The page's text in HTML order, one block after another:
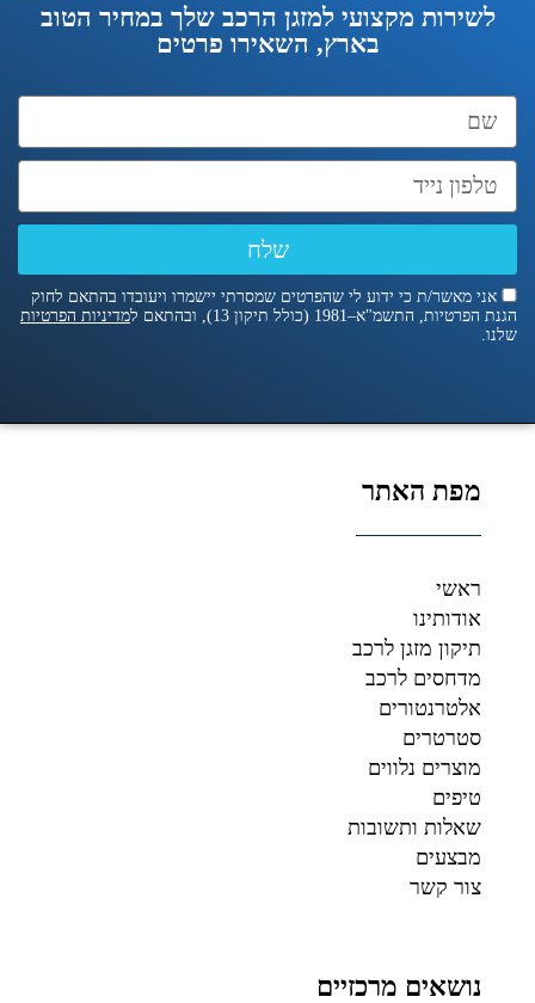
לשירות מקצועי למזגן הרכב שלך במחיר הטוב
בארץ, השאירו פרטים
אני מאשר/ת כי ידוע לי שהפרטים שמסרתי יישמרו ויעובדו בהתאם לחוק
הגנת הפרטיות, התשמ"א–1981 (כולל תיקון 13), ובהתאם ל
מדיניות הפרטיות
שלנו.
שלח
מפת האתר
ראשי
אודותינו
תיקון מזגן לרכב
מדחסים לרכב
אלטרנטורים
סטרטרים
מוצרים נלווים
טיפים
שאלות ותשובות
מבצעים
צור קשר
נושאים מרכזיים